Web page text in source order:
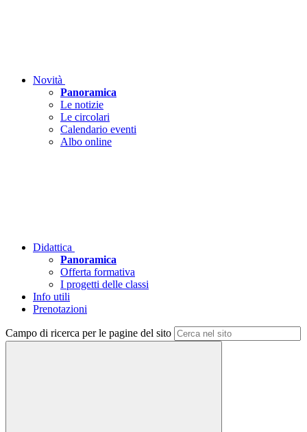
Novità
Panoramica
Le notizie
Le circolari
Calendario eventi
Albo online
Didattica
Panoramica
Offerta formativa
I progetti delle classi
Info utili
Prenotazioni
Campo di ricerca per le pagine del sito